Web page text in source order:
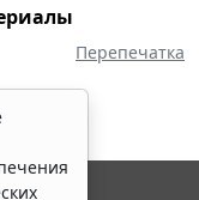
Перепечатка